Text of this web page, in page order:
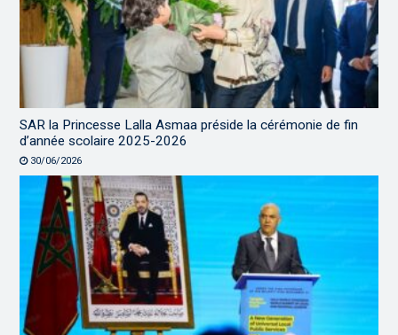
SAR la Princesse Lalla Asmaa préside la cérémonie de fin
d’année scolaire 2025-2026
30/06/2026